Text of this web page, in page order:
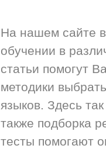
На нашем сайте
обучении в
статьи помогут
методики
языков. Здесь
также подборка
тесты помогают